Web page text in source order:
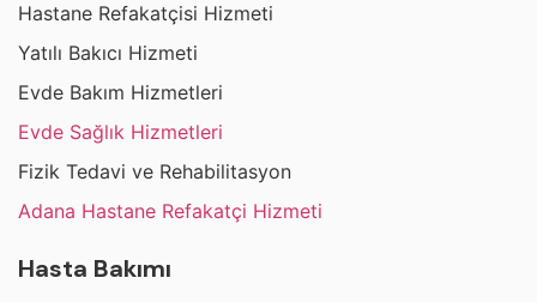
Hastane Refakatçisi Hizmeti
Yatılı Bakıcı Hizmeti
Evde Bakım Hizmetleri
Evde Sağlık Hizmetleri
Fizik Tedavi ve Rehabilitasyon
Adana Hastane Refakatçi Hizmeti
Hasta Bakımı